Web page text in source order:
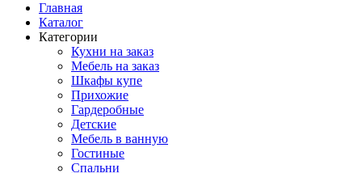
Главная
Каталог
Категории
Кухни на заказ
Мебель на заказ
Шкафы купе
Прихожие
Гардеробные
Детские
Мебель в ванную
Гостиные
Спальни